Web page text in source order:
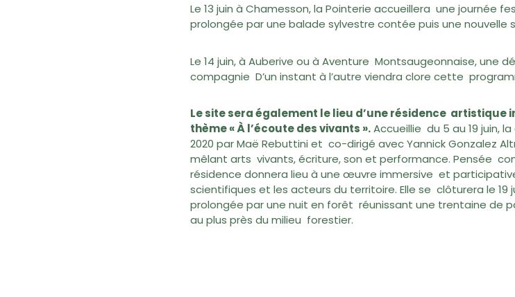
Le 13 juin à Chamesson, la Pointerie accueillera une journée
prolongée par une balade sylvestre contée puis une nouvelle
Le 14 juin, à Auberive ou à Aventure Montsaugeonnaise, une
compagnie D’un instant à l’autre viendra clore cette
Le site sera également le lieu d’une résidence artistique
thème « À l’écoute des vivants ».Accueillie du 5 au 19 juin,
2020 par Maë Rebuttini et co-dirigé avec Yannick Gonzalez
mêlant arts vivants, écriture, son et performance. Pensée
résidence donnera lieu à une œuvre immersive et
scientifiques et les acteurs du territoire. Elle se clôturera le
prolongée par une nuit en forêt réunissant une trentaine de
au plus près du milieu forestier.